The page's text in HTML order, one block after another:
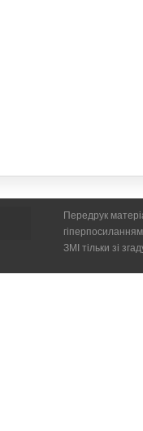
Передрук
ЗМІ тільки зі